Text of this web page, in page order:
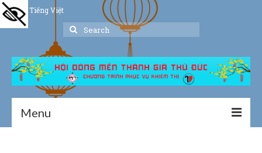
Tiếng Việt
Search
Menu